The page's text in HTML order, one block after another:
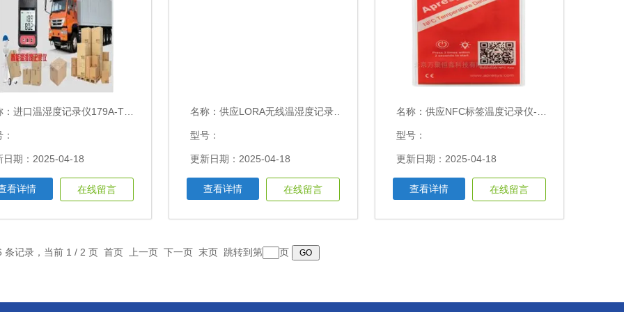
进口温湿度记录仪179A-THL（技术原理）
日期：2025-04-18
看详情 在线留言
名称： 供应LORA无线温湿度记录仪 温度：-40～70℃
型号：
更新日期：2025-04-18
查看详情 在线留言
名称： 供应NFC标签温度记录仪-4 ~ 140°F
型号：
更新日期：2025-04-18
查看详情 在线留言
条记录，当前 1 / 2 页 首页 上一页 下一页 末页 跳转到第 页